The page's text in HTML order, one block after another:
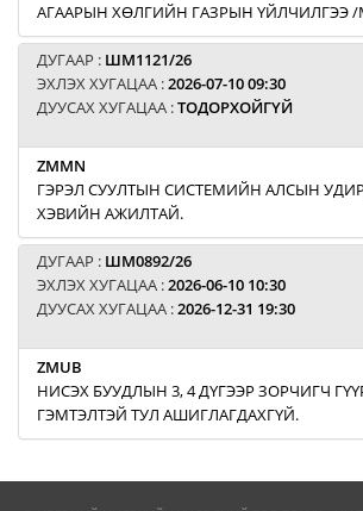
АГААРЫН ХӨЛГИЙН ГАЗРЫН ҮЙЛЧИЛГЭЭ
ДУГААР : ШМ1121/26
ЭХЛЭХ ХУГАЦАА :2026-07-10 09:30
ДУУСАХ ХУГАЦАА :ТОДОРХОЙГҮЙ
ZMMN
ГЭРЭЛ СУУЛТЫН СИСТЕМИЙН АЛСЫН
ХЭВИЙН АЖИЛТАЙ.
ДУГААР : ШМ0892/26
ЭХЛЭХ ХУГАЦАА :2026-06-10 10:30
ДУУСАХ ХУГАЦАА :2026-12-31 19:30
ZMUB
НИСЭХ БУУДЛЫН 3, 4 ДҮГЭЭР ЗОРЧИГЧ
ГЭМТЭЛТЭЙ ТУЛ АШИГЛАГДАХГҮЙ.